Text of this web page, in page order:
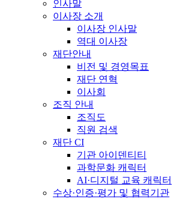
인사말
이사장 소개
이사장 인사말
역대 이사장
재단안내
비전 및 경영목표
재단 연혁
이사회
조직 안내
조직도
직원 검색
재단 CI
기관 아이덴티티
과학문화 캐릭터
AI·디지털 교육 캐릭터
수상·인증·평가 및 협력기관